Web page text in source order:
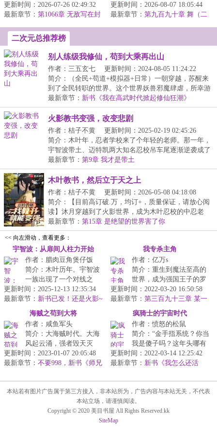
戒中因重伤最终身死道
消。假如萧炎因缘际会加
更新时间：2026-07-26 02:49:32
最新章节： 第1066章 无敌写在封
杀，一觉醒来，又回到了
十年前。于是，靠着怨仇
更新时间：2026-08-07 18:05:44
最新章节： 第九百九十章 舞（二
二次元总推荐榜
别人练级我修仙，苟到大乘再出山
作者：三五玄七
更新时间：2024-08-05 11:24:22
简介：（全民+苟道+模拟器+日常）一朝穿越，苏醒来
到了全民转职的世界。这个世界妖兽邪魔肆虐，所幸游
戏...
最新章节： 新书《我在高武时代掀起修仙狂潮》
火影教书变强，改变悲剧
作者：桔子不黄
更新时间：2025-02-19 02:45:26
简介：木叶年，忍者学校来了个年轻的老师。那一年，
宇智波带土、迈特凯两大知名忍校吊车尾逐渐逆袭成了
天...
最新章节： 第9章 我才是带土
木叶教书，然后立于天之上
作者：桔子不黄
更新时间：2026-05-08 04:18:08
简介：【目前高订破.万，均订+，质量保证，请放心阅
读】沐月穿越到了火影世界，成为木叶忍校的中忍老
师。...
最新章节： 第15章 是绝望的世界害了你
<< 向左滑动，查看更多：
宇智波：从扉间人柱力开始
作者：腊肉豆角煲仔饭
简介：木叶历年。宇智波
一族出现了一个对线之
王。青水从对线体内的千
手扉间，而成为二代火影
人柱力开始…...
更新时间：2025-12-13 12:35:34
最新章节： 新书已发！还是火影~
我专杀主角
作者：亿万s
简介：重生到魔法至高的
世界，成为强国王子的罗
姆尼。出生那日，便被赠
送系统新手大礼包，一时
间紫气东来...
更新时间：2022-03-20 16:50:58
最新章节： 第三百九十三章 某一
海贼之苟到大将
作者：咸鱼军头
简介：大海贼时代。大海
风起云涌，强者毁天灭
地，各自厮杀，实在是让
人提不起劲！我，鲁西鲁·
更新时间：2023-01-07 20:05:48
最新章节： 不要998，新书《师兄
疯骑士的宇宙时代
作者：愤怒的松鼠
简介：“金手指系统？你当
我是傻子吗？这年头哪有
什么天上掉下来的馅饼？
从我脑袋中滚出去，新型
更新时间：2022-03-14 12:25:42
最新章节： 新书《我怎么还活
本站若有图片广告属于第三方接入，非本站所为，广告内容与本站无关，不代表
本站立场，请谨慎阅读。
Copyright © 2020 美目书屋 All Rights Reserved.kk
SiteMap